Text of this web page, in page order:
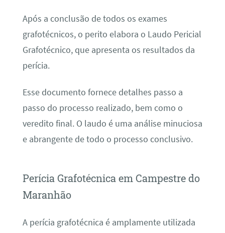
Após a conclusão de todos os exames
grafotécnicos, o perito elabora o Laudo Pericial
Grafotécnico, que apresenta os resultados da
perícia.
Esse documento fornece detalhes passo a
passo do processo realizado, bem como o
veredito final. O laudo é uma análise minuciosa
e abrangente de todo o processo conclusivo.
Perícia Grafotécnica em Campestre do
Maranhão
A perícia grafotécnica é amplamente utilizada